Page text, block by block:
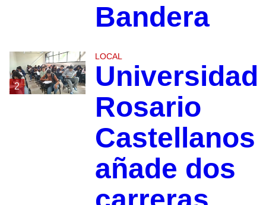
Bandera
2
LOCAL
Universidad
Rosario
Castellanos
añade dos